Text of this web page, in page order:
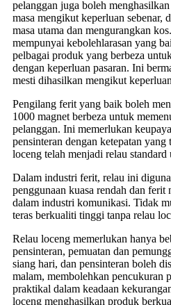
pelanggan juga boleh
masa mengikut keperluan sebenar,
masa utama dan mengurangkan
mempunyai kebolehlarasan yang
pelbagai produk yang berbeza
dengan keperluan pasaran. Ini
mesti dihasilkan mengikut
Pengilang ferit yang baik boleh
1000 magnet berbeza untuk
pelanggan. Ini memerlukan
pensinteran dengan ketepatan
loceng telah menjadi relau
Dalam industri ferit, relau ini
penggunaan kuasa rendah dan
dalam industri komunikasi. Tidak
teras berkualiti tinggi tanpa relau
Relau loceng memerlukan hanya
pensinteran, pemuatan dan
siang hari, dan pensinteran boleh
malam, membolehkan pencukuran
praktikal dalam keadaan
loceng menghasilkan produk